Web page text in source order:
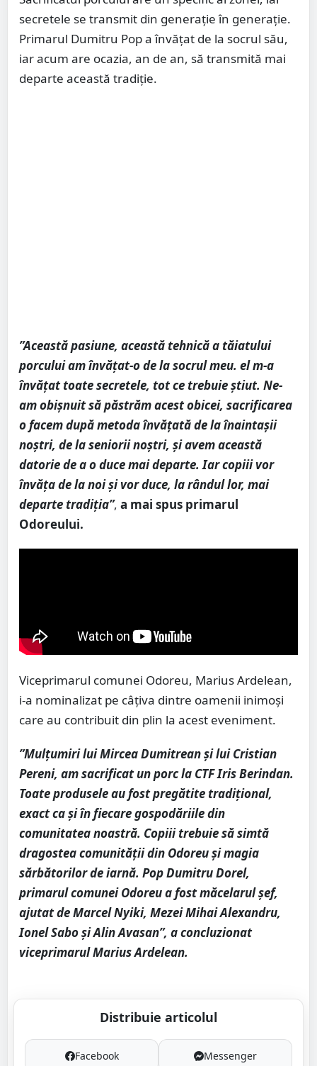
secretele se transmit din generație în generație.
Primarul Dumitru Pop a învățat de la socrul său,
iar acum are ocazia, an de an, să transmită mai
departe această tradiție.
”Această pasiune, această tehnică a tăiatului
porcului am învățat-o de la socrul meu. el m-a
învățat toate secretele, tot ce trebuie știut. Ne-
am obișnuit să păstrăm acest obicei, sacrificarea
o facem după metoda învățată de la înaintașii
noștri, de la seniorii noștri, și avem această
datorie de a o duce mai departe. Iar copiii vor
învăța de la noi și vor duce, la rândul lor, mai
departe tradiția”, a mai spus primarul
Odoreului.
Viceprimarul comunei Odoreu, Marius Ardelean,
i-a nominalizat pe câțiva dintre oamenii inimoși
care au contribuit din plin la acest eveniment.
”Mulțumiri lui Mircea Dumitrean și lui Cristian
Pereni, am sacrificat un porc la CTF Iris Berindan.
Toate produsele au fost pregătite tradițional,
exact ca și în fiecare gospodăriile din
comunitatea noastră. Copiii trebuie să simtă
dragostea comunității din Odoreu și magia
sărbătorilor de iarnă. Pop Dumitru Dorel,
primarul comunei Odoreu a fost măcelarul șef,
ajutat de Marcel Nyiki, Mezei Mihai Alexandru,
Ionel Sabo și Alin Avasan”, a concluzionat
viceprimarul Marius Ardelean.
Distribuie articolul
Facebook Messenger